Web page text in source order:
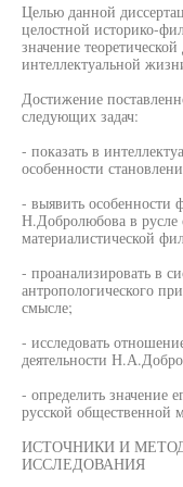
Целью данной
целостной историко-
значение
интеллектуальной
Достижение
следующих задач:
- показать в
особенности
- выявить особенности
Н.Добролюбова в русле
материалистической
- проанализировать в
антропологического
смысле;
- исследовать
деятельности
- определить значение
русской общественной
ИСТОЧНИКИ И
ИССЛЕДОВАНИЯ